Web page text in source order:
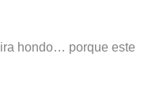
hondo… porque este